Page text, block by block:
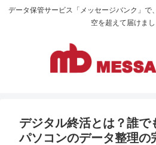
データ保管サービス「メッセージバンク」で
空を超えて届けまし
デジタル終活とは？誰で
パソコンのデータ整理の